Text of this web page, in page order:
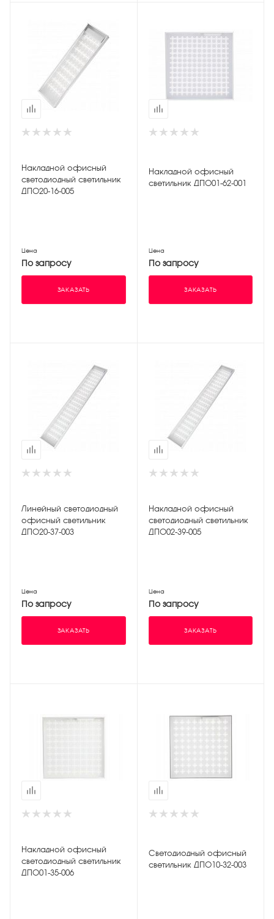
Накладной офисный
светодиодный светильник
ДПО20-16-005
Цена
По запросу
ЗАКАЗАТЬ
Накладной офисный
светильник ДПО01-62-001
Цена
По запросу
ЗАКАЗАТЬ
Линейный светодиодный
офисный светильник
ДПО20-37-003
Цена
По запросу
ЗАКАЗАТЬ
Накладной офисный
светодиодный светильник
ДПО02-39-005
Цена
По запросу
ЗАКАЗАТЬ
Накладной офисный
светодиодный светильник
ДПО01-35-006
Светодиодный офисный
светильник ДПО10-32-003